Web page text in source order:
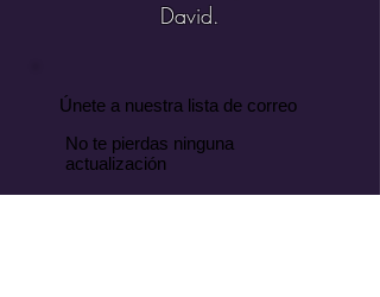
David.
Únete a nuestra lista de correo
No te pierdas ninguna
actualización